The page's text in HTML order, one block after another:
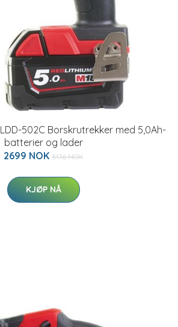
502C Borskrutrekker med 5,0Ah-
batterier og lader
2699 NOK 3176 NOK
KJØP NÅ